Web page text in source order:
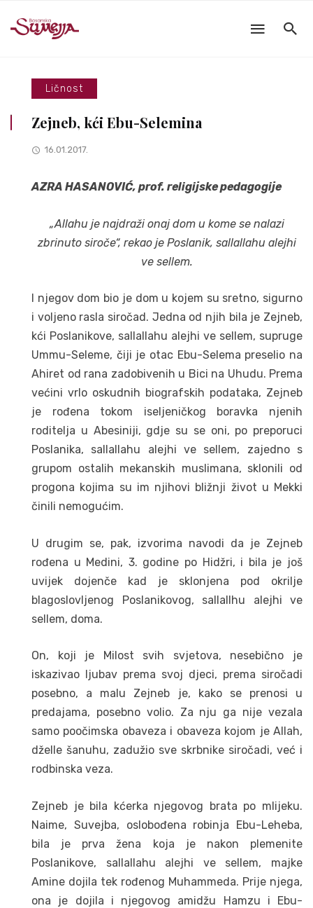
Ličnost
Zejneb, kći Ebu-Selemina
16.01.2017.
AZRA HASANOVIĆ, prof. religijske pedagogije
„Allahu je najdraži onaj dom u kome se nalazi
zbrinuto siroče“, rekao je Poslanik, sallallahu alejhi
ve sellem.
I njegov dom bio je dom u kojem su sretno, sigurno
i voljeno rasla siročad. Jedna od njih bila je Zejneb,
kći Poslanikove, sallallahu alejhi ve sellem, supruge
Ummu-Seleme, čiji je otac Ebu-Selema preselio na
Ahiret od rana zadobivenih u Bici na Uhudu. Prema
većini vrlo oskudnih biografskih podataka, Zejneb
je rođena tokom iseljeničkog boravka njenih
roditelja u Abesiniji, gdje su se oni, po preporuci
Poslanika, sallallahu alejhi ve sellem, zajedno s
grupom ostalih mekanskih muslimana, sklonili od
progona kojima su im njihovi bližnji život u Mekki
činili nemogućim.
U drugim se, pak, izvorima navodi da je Zejneb
rođena u Medini, 3. godine po Hidžri, i bila je još
uvijek dojenče kad je sklonjena pod okrilje
blagoslovljenog Poslanikovog, sallallhu alejhi ve
sellem, doma.
On, koji je Milost svih svjetova, nesebično je
iskazivao ljubav prema svoj djeci, prema siročadi
posebno, a malu Zejneb je, kako se prenosi u
predajama, posebno volio. Za nju ga nije vezala
samo poočimska obaveza i obaveza kojom je Allah,
dželle šanuhu, zadužio sve skrbnike siročadi, već i
rodbinska veza.
Zejneb je bila kćerka njegovog brata po mlijeku.
Naime, Suvejba, oslobođena robinja Ebu-Leheba,
bila je prva žena koja je nakon plemenite
Poslanikove, sallallahu alejhi ve sellem, majke
Amine dojila tek rođenog Muhammeda. Prije njega,
ona je dojila i njegovog amidžu Hamzu i Ebu-